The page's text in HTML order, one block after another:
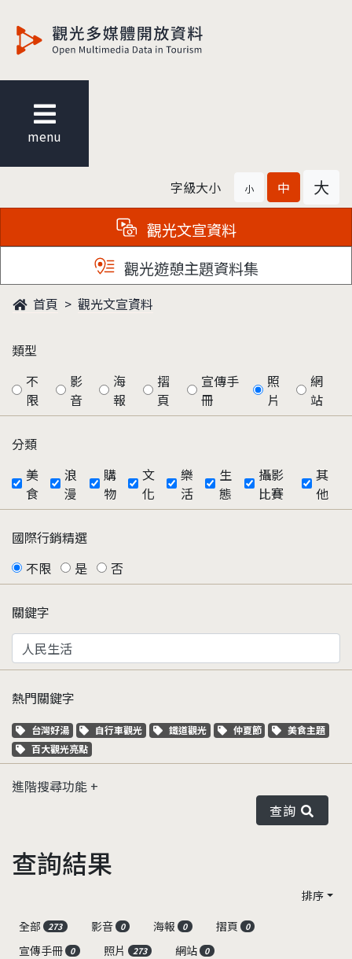
menu
字級大小 小 中 大
觀光文宣資料
觀光遊憩主題資料集
首頁 觀光文宣資料
類型
不
限
影
音
海
報
摺
頁
宣傳手
冊
照
片
網
站
分類
美
食
浪
漫
購
物
文
化
樂
活
生
態
攝影
比賽
其
他
國際行銷精選
不限
是 否
關鍵字
熱門關鍵字
關鍵字標籤
台灣好湯 關鍵字標籤
自行車觀光 關鍵字標籤
鐵道觀光 關鍵字標籤
仲夏節 關鍵字標籤
美食主題
關鍵字標籤
百大觀光亮點
進階搜尋功能
查詢
查詢結果
排序
全部
273 影音 0 海報 0 摺頁 0
宣傳手冊 0 照片 273 網站 0